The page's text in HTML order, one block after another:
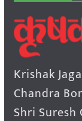
Krishak
Chandra
Shri Suresh